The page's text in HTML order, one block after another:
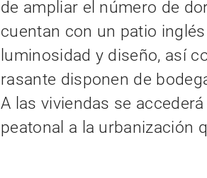
de ampliar el número de
cuentan con un patio
luminosidad y diseño, así
rasante disponen de
A las viviendas se
peatonal a la urbanización